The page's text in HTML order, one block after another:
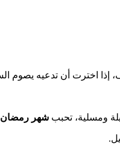
اخترت أن تدعيه يصوم
ومسلية، تحبب شهر رمضان